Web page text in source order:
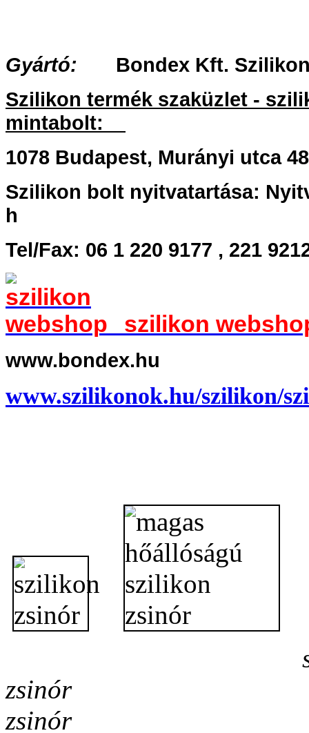
Gyártó: Bondex Kft. Szilikon
Szilikon termék szaküzlet -
mintabolt:
1078 Budapest, Murányi utca
Szilikon bolt nyitvatartása:
h
Tel/Fax: 06 1 220 9177 , 221
szilikon webshop
www.bondex.hu
www.szilikonok.hu/szilikon/
zsinór magas
zsinór